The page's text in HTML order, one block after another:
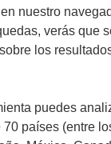
nuestro
verás que
los
puedes
países (entre